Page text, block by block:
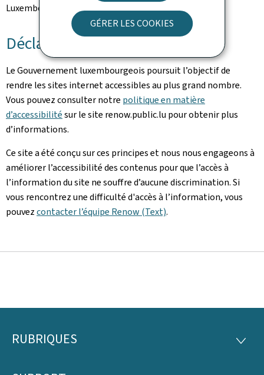
GÉRER LES COOKIES
Luxembourg).
Déclaration d’accessibilité
Le Gouvernement luxembourgeois poursuit l’objectif de
rendre les sites internet accessibles au plus grand nombre.
Vous pouvez consulter notre politique en matière
d’accessibilitésur le site renow.public.lu pour obtenir plus
d’informations.
Ce site a été conçu sur ces principes et nous nous engageons à
améliorer l’accessibilité des contenus pour que l’accès à
l’information du site ne souffre d’aucune discrimination. Si
vous rencontrez une difficulté d'accès à l’information, vous
pouvezcontacter l’équipe Renow (Text).
Pied
RUBRIQUES